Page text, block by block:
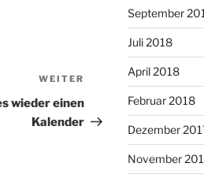
Nächster
Beitrag
WEITER
wieder einen
Kalender
September
Juli 2018
April 2018
Februar 2018
Dezember
November